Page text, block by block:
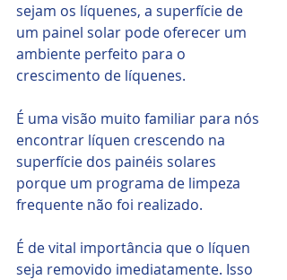
sejam os líquenes, a superfície de
um painel solar pode oferecer um
ambiente perfeito para o
crescimento de líquenes.
É uma visão muito familiar para nós
encontrar líquen crescendo na
superfície dos painéis solares
porque um programa de limpeza
frequente não foi realizado.
É de vital importância que o líquen
seja removido imediatamente. Isso